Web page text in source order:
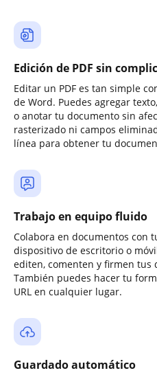
Edición de PDF sin
Editar un PDF es tan simple
de Word. Puedes agregar
o anotar tu documento sin
rasterizado ni campos
línea para obtener tu
Trabajo en equipo fluido
Colabora en documentos con
dispositivo de escritorio o
editen, comenten y firmen tus
También puedes hacer tu
URL en cualquier lugar.
Guardado automático